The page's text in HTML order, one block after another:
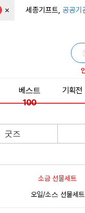
× 세종기프트, 공공기
베스트
100
기획전
굿즈
소금 선물세트
오일/소스 선물세트